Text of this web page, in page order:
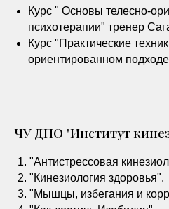
Курс " Основы телесно-
психотерапии" тренер
Курс "Практические
ориентированном
ЧУ ДПО "Институт
"Антистрессовая
"Кинезиология здоровья".
"Мышцы, избегания и